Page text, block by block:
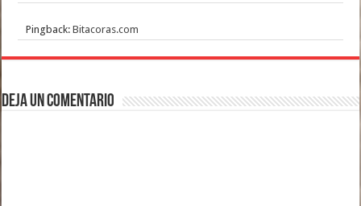
Pingback:Bitacoras.com
Deja un comentario